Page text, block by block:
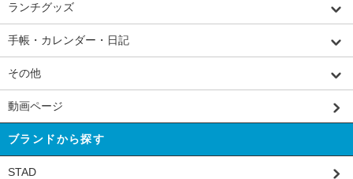
ランチグッズ
手帳・カレンダー・日記
その他
動画ページ
ブランドから探す
STAD